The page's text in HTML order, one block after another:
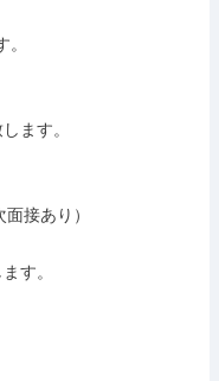
ます。
接あり）
す。